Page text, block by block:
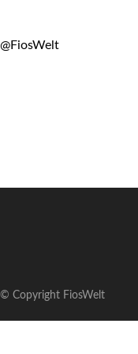
@FiosWelt
© Copyright FiosWelt